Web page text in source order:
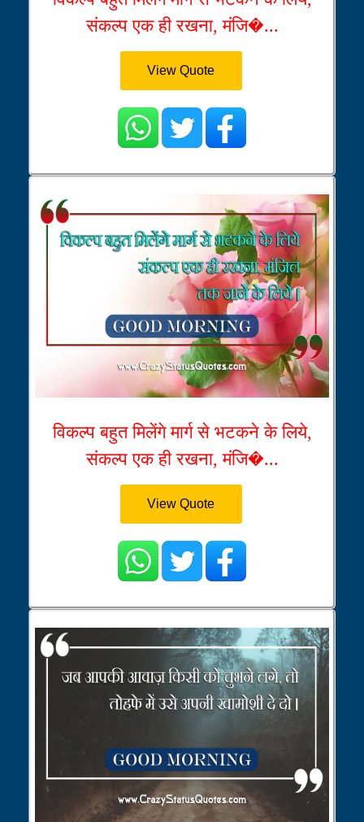
संकल्प एक ही रखना, मंजि�...
View Quote
विकल्प बहुत मिलेंगे मार्ग से भटकने के लिये,
संकल्प एक ही रखना, मंजि�...
View Quote